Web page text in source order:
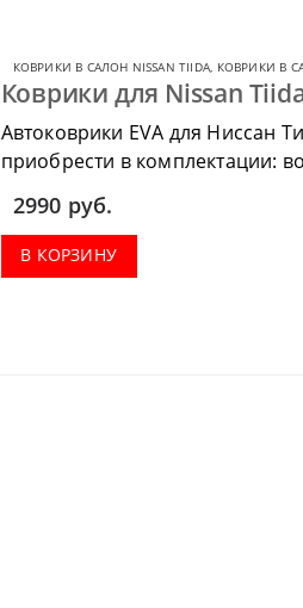
КОВРИКИ В САЛОН NISSAN TIIDA, КОВРИКИ В
Коврики для Nissan
Автоковрики EVA для Ниссан
приобрести в комплектации:
2990 руб.
В КОРЗИНУ